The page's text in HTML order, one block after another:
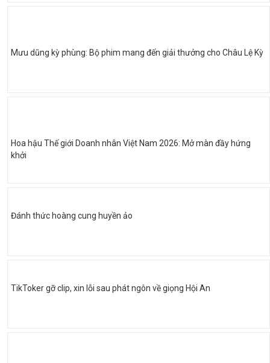
Mưu dũng kỳ phùng: Bộ phim mang đến giải thưởng cho Châu Lệ Kỳ
Hoa hậu Thế giới Doanh nhân Việt Nam 2026: Mở màn đầy hứng
khởi
Đánh thức hoàng cung huyền ảo
TikToker gỡ clip, xin lỗi sau phát ngôn về giọng Hội An